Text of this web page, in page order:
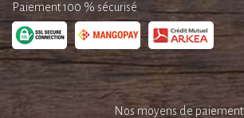
Paiement 100 % sécurisé
Nos moyens de paiement